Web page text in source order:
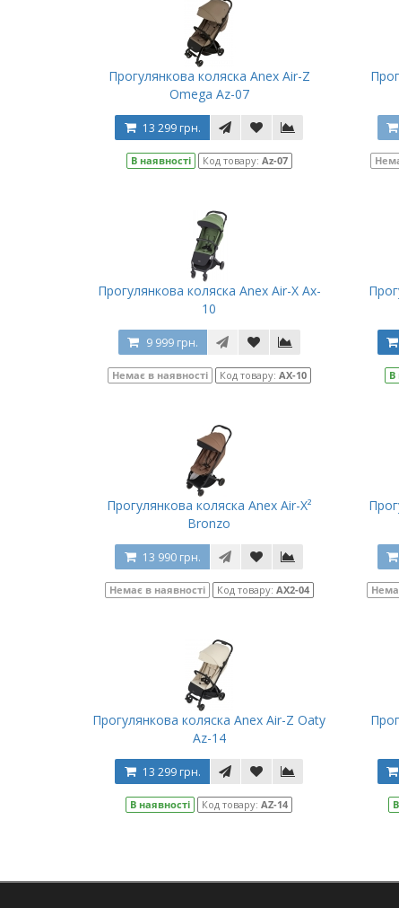
Прогулянкова коляска Anex Air-Z
Omega Az-07
13 299 грн.
В наявності Код товару: Az-07
Прогулянкова коляска Anex Air-X Ax-
10
9 999 грн.
Немає в наявності Код товару: AX-10 В
Прогулянкова коляска Anex Air-X²
Bronzo
13 990 грн.
Немає в наявності Код товару: AX2-04
Прогулянкова коляска Anex Air-Z Oaty
Az-14
13 299 грн.
В наявності Код товару:AZ-14